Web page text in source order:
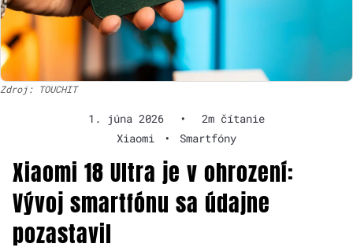
Zdroj: TOUCHIT
1. júna 2026 •
2m čítanie
Xiaomi
• Smartfóny
Xiaomi 18 Ultra je v ohrození:
Vývoj smartfónu sa údajne
pozastavil